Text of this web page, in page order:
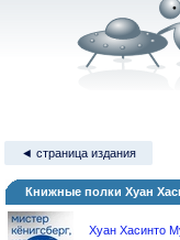
◄ страница издания
Книжные полки Хуан
Хуан Хасинто